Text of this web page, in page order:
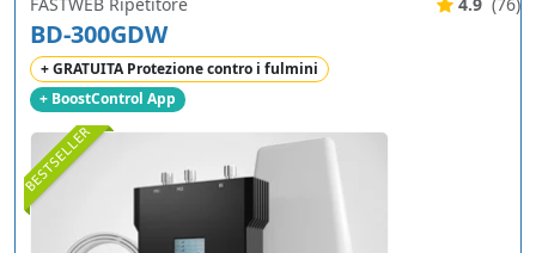
BESTSELLER
BD-300GDW
+ GRATUITA Protezione contro i fulmini
+ BoostControl App